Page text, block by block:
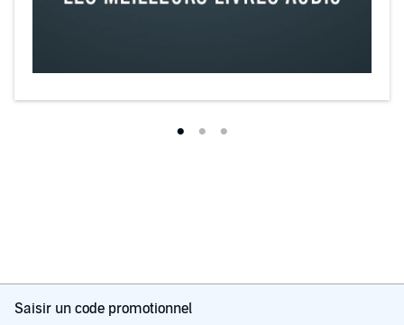
Saisir un code promotionnel